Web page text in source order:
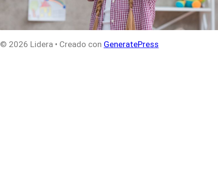
© 2026 Lidera • Creado con GeneratePress